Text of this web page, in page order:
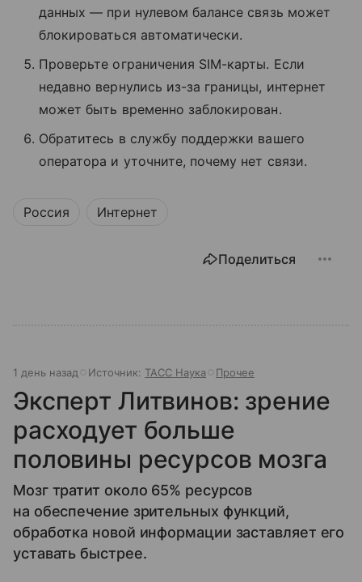
данных — при нулевом балансе связь может
блокироваться автоматически.
Проверьте ограничения SIM-карты. Если
недавно вернулись из-за границы, интернет
может быть временно заблокирован.
Обратитесь в службу поддержки вашего
оператора и уточните, почему нет связи.
Россия Интернет
Поделиться
1 день назад Источник: ТАСС Наука Прочее
Эксперт Литвинов: зрение
расходует больше
половины ресурсов мозга
Мозг тратит около 65% ресурсов
на обеспечение зрительных функций,
обработка новой информации заставляет его
уставать быстрее.